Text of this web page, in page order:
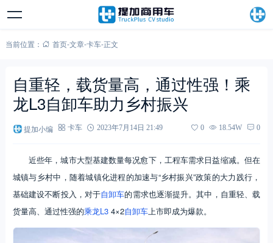
当前位置： 首页-文章-卡车-正文
自重轻，载货量高，通过性强！乘
龙L3自卸车助力乡村振兴
提加小编 卡车 2023年7月14日 21:49 0 18.54W 0
近些年，城市大型基建数量每况愈下，工程车需求日益缩减。但在
城镇与乡村中，随着城镇化进程的加速与“乡村振兴”政策的大力践行，
基础建设不断投入，对于自卸车的需求也逐渐提升。其中，自重轻、载
货量高、通过性强的乘龙L34×2自卸车上市即成为爆款。